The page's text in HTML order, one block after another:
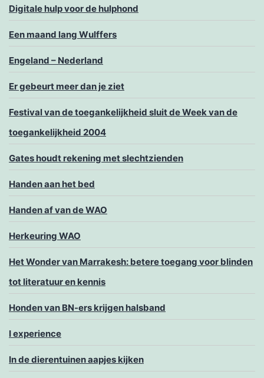
Digitale hulp voor de hulphond
Een maand lang Wulffers
Engeland – Nederland
Er gebeurt meer dan je ziet
Festival van de toegankelijkheid sluit de Week van de
toegankelijkheid 2004
Gates houdt rekening met slechtzienden
Handen aan het bed
Handen af van de WAO
Herkeuring WAO
Het Wonder van Marrakesh: betere toegang voor blinden
tot literatuur en kennis
Honden van BN-ers krijgen halsband
I experience
In de dierentuinen aapjes kijken